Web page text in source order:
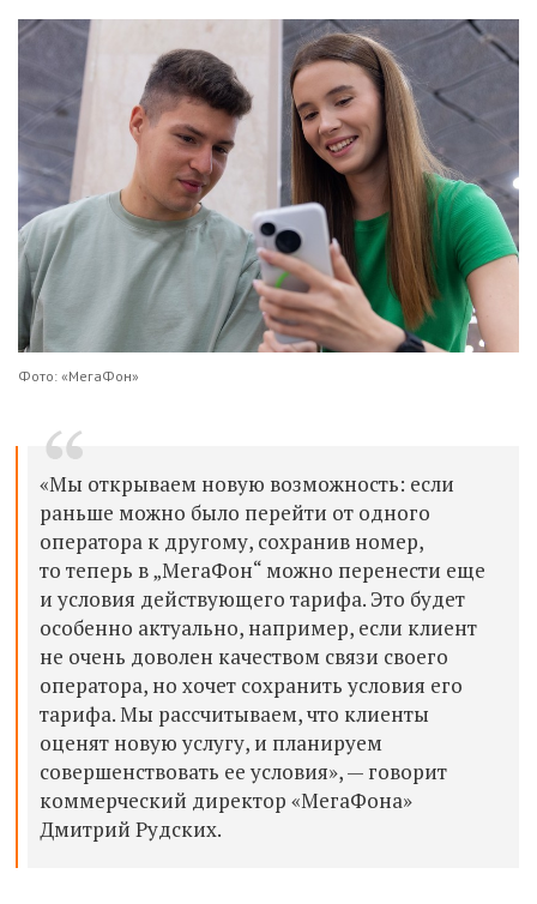
Фото: «МегаФон»
«Мы открываем новую возможность: если
раньше можно было перейти от одного
оператора к другому, сохранив номер,
то теперь в „МегаФон“ можно перенести еще
и условия действующего тарифа. Это будет
особенно актуально, например, если клиент
не очень доволен качеством связи своего
оператора, но хочет сохранить условия его
тарифа. Мы рассчитываем, что клиенты
оценят новую услугу, и планируем
совершенствовать ее условия», — говорит
коммерческий директор «МегаФона»
Дмитрий Рудских.